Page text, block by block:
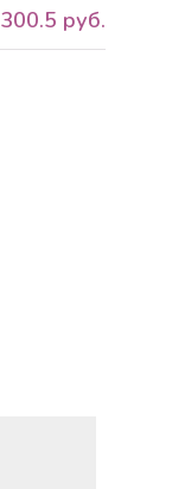
300.5 руб.